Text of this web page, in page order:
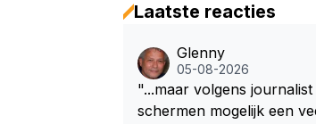
Laatste reacties
Glenny
05-08-2026
"...maar volgens
schermen mogelijk een veel